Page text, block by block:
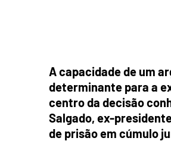
A capacidade de um
determinante para a
centro da decisão
Salgado, ex-
de prisão em cúmulo